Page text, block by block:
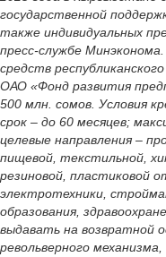
государственной
также индивидуальных
пресс-службе
средств
ОАО «Фонд развития
500 млн. сомов. Условия
срок – до 60 месяцев;
целевые направления –
пищевой, текстильной,
резиновой, пластиковой
электротехники,
образования,
выдавать на возвратной
револьверного